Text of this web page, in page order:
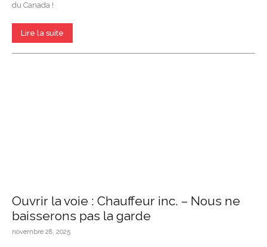
du Canada !
Lire la suite
Ouvrir la voie : Chauffeur inc. – Nous ne
baisserons pas la garde
novembre 28, 2025